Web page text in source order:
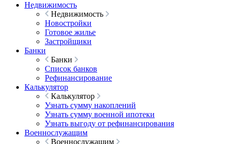
Недвижимость
Недвижимость
Новостройки
Готовое жилье
Застройщики
Банки
Банки
Список банков
Рефинансирование
Калькулятор
Калькулятор
Узнать сумму накоплений
Узнать сумму военной ипотеки
Узнать выгоду от рефинансирования
Военнослужащим
Военнослужащим